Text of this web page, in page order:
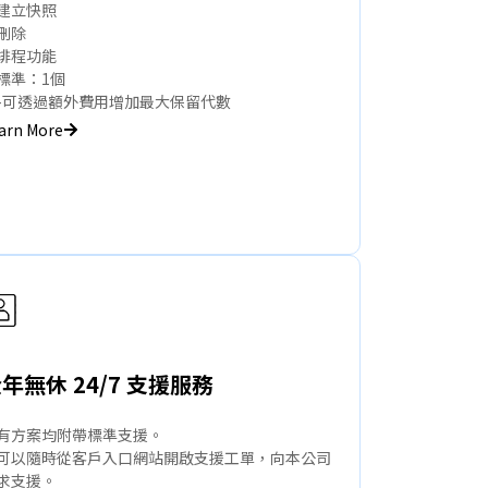
立快照
除
程功能
準：1個
過額外費用增加最大保留代數
More
無休 24/7 支援服務
方案均附帶標準支援。
以隨時從客戶入口網站開啟支援工單，向本公司
支援。